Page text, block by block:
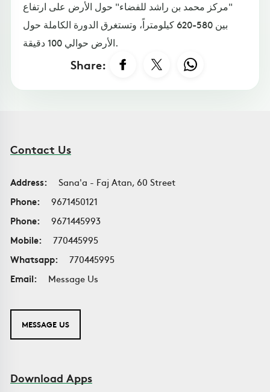
"مركز محمد بن راشد للفضاء" حول الأرض على ارتفاع
بين 580-620 كيلومتراً، وتستغرق الدورة الكاملة حول
الأرض حوالي 100 دقيقة.
Share:
Contact Us
Address:
Sana'a - Faj Atan, 60 Street
Phone:
9671450121
Phone:
9671445993
Mobile:
770445995
Whatsapp:
770445995
Email:
Message Us
MESSAGE US
Download Apps